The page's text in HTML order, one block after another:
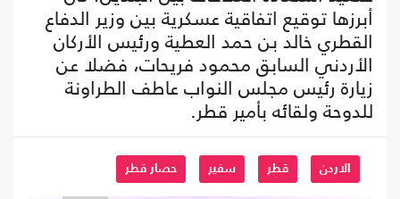
أبرزها توقيع اتفاقية عسكرية بين وزير الدفاع
القطري خالد بن حمد العطية ورئيس الأركان
الأردني السابق محمود فريحات، فضلا عن
زيارة رئيس مجلس النواب عاطف الطراونة
للدوحة ولقائه بأمير قطر.
الاردن قطر سفير حصار قطر